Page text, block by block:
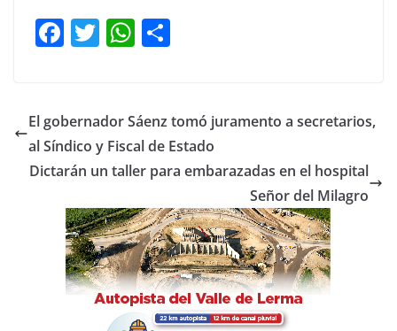
F
e
b
o
o
k
T
er
W
s
A
p
p
p
ar
tir
El gobernador Sáenz tomó juramento a secretarios,
al Síndico y Fiscal de Estado
Dictarán un taller para embarazadas en el hospital
Señor del Milagro